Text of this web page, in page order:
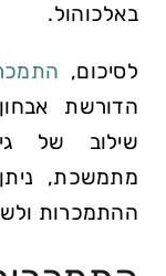
באלכוהול.
לסיכום,
הדורשת
שילוב של
מתמשכת,
ההתמכרות